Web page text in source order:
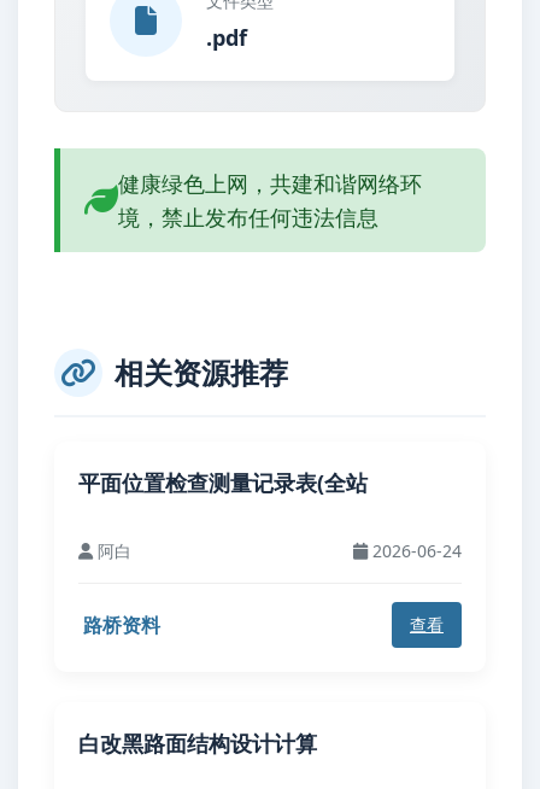
.pdf
健康绿色上网，共建和谐网络环
境，禁止发布任何违法信息
相关资源推荐
平面位置检查测量记录表(全站
阿白 2026-06-24
路桥资料 查看
白改黑路面结构设计计算